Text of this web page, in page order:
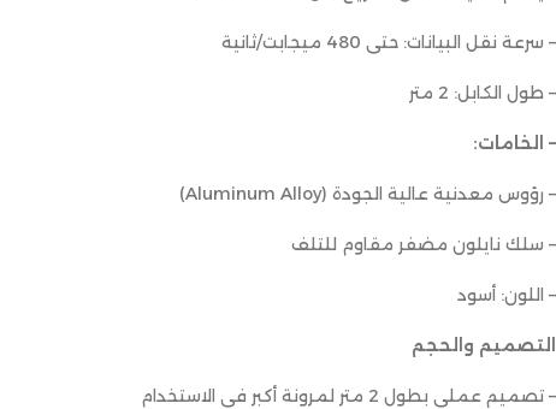
– سرعة نقل البيانات: حتى 480 ميجابت/ثانية
– طول الكابل: 2 متر
– الخامات:
– رؤوس معدنية عالية الجودة (Aluminum Alloy)
– سلك نايلون مضفر مقاوم للتلف
– اللون: أسود
التصميم والحجم
– تصميم عملي بطول 2 متر لمرونة أكبر في الاستخدام